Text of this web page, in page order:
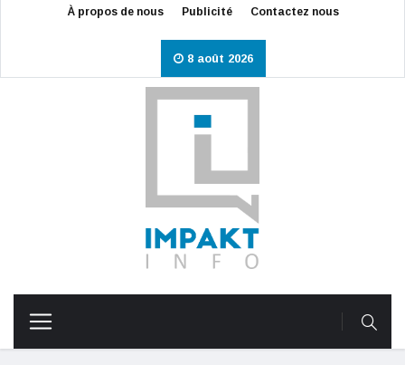
À propos de nous Publicité Contactez nous
8 août 2026